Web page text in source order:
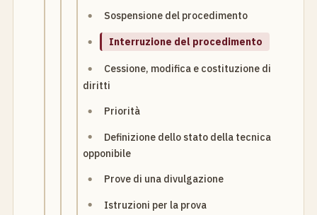
Sospensione del procedimento
Interruzione del procedimento
Cessione, modifica e costituzione di
diritti
Priorità
Definizione dello stato della tecnica
opponibile
Prove di una divulgazione
Istruzioni per la prova